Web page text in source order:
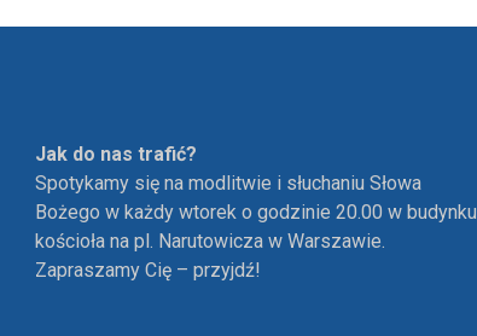
Jak do nas trafić?
Spotykamy się na modlitwie i słuchaniu Słowa
Bożego w każdy wtorek o godzinie 20.00 w budynku
kościoła na pl. Narutowicza w Warszawie.
Zapraszamy Cię – przyjdź!